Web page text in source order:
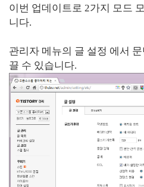
이번 업데이트로 2가지 모드
니다.
관리자 메뉴의 글 설정 에서
끌 수 있습니다.